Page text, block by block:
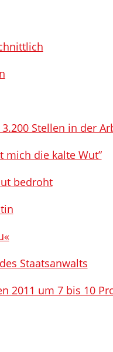
Stellen in der
mich die kalte Wut”
bedroht
Staatsanwalts
2011 um 7 bis 10